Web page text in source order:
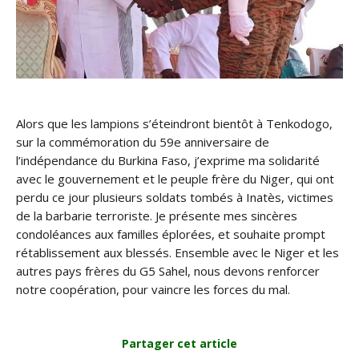
Alors que les lampions s’éteindront bientôt à Tenkodogo,
sur la commémoration du 59e anniversaire de
l’indépendance du Burkina Faso, j’exprime ma solidarité
avec le gouvernement et le peuple frère du Niger, qui ont
perdu ce jour plusieurs soldats tombés à Inatès, victimes
de la barbarie terroriste. Je présente mes sincères
condoléances aux familles éplorées, et souhaite prompt
rétablissement aux blessés. Ensemble avec le Niger et les
autres pays frères du G5 Sahel, nous devons renforcer
notre coopération, pour vaincre les forces du mal.
Partager cet article